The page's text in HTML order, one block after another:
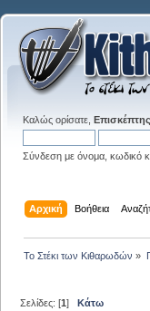
Καλώς ορίσατε, Επισκέπτης
Σύνδεση με όνομα, κωδικό
Αρχική Βοήθεια
Το Στέκι των Κιθαρωδών »
Σελίδες: [1]Κάτω